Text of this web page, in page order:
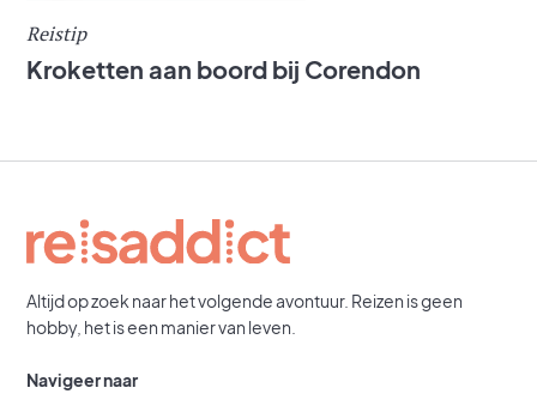
Reistip
Kroketten aan boord bij Corendon
Altijd op zoek naar het volgende avontuur. Reizen is geen
hobby, het is een manier van leven.
Navigeer naar